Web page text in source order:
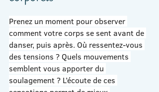
Prenez un moment pour observer
comment votre corps se sent avant de
danser, puis après. Où ressentez-vous
des tensions ? Quels mouvements
semblent vous apporter du
soulagement ? L’écoute de ces